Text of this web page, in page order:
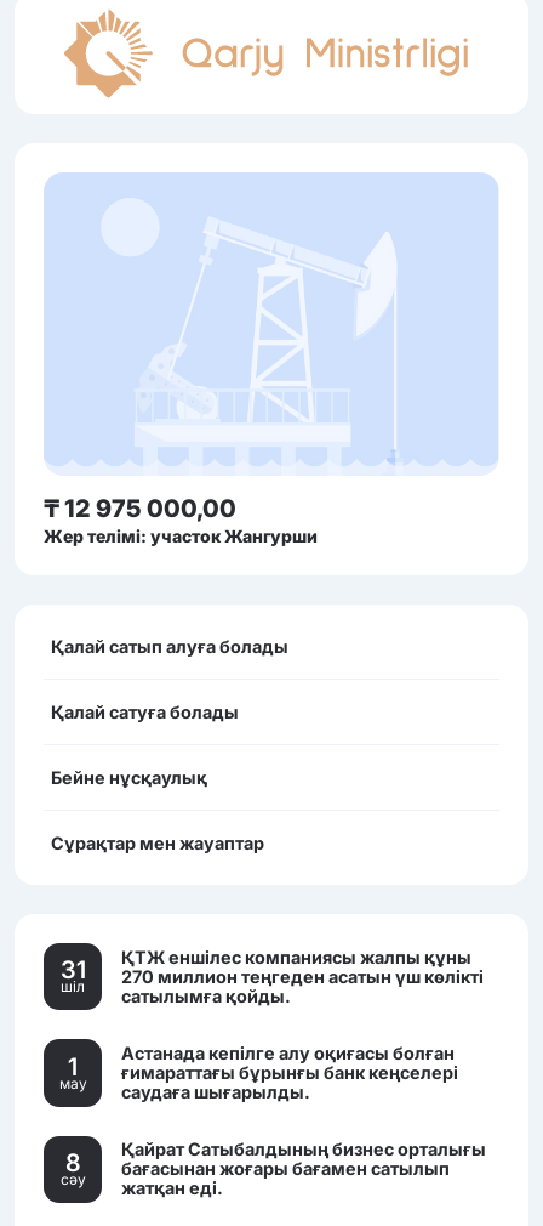
₸ 12 975 000,00
Жер телімі: участок Жангурши
Қалай сатып алуға болады
Қалай сатуға болады
Бейне нұсқаулық
Сұрақтар мен жауаптар
31
шiл
ҚТЖ еншілес компаниясы жалпы құны
270 миллион теңгеден асатын үш көлікті
сатылымға қойды.
1
мау
Астанада кепілге алу оқиғасы болған
ғимараттағы бұрынғы банк кеңселері
саудаға шығарылды.
8
сәу
Қайрат Сатыбалдының бизнес орталығы
бағасынан жоғары бағамен сатылып
жатқан еді.